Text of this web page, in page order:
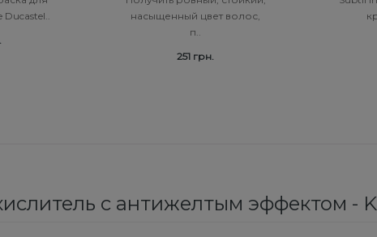
насыщенный цвет волос,
п..
251 грн.
с антижелтым эффектом -